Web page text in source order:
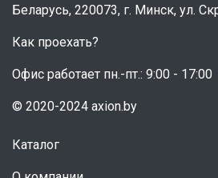
Беларусь, 220073, г. Минск, ул.
Как проехать?
Офис работает пн.-пт.: 9:00 - 17:00
© 2020-2024 axion.by
Каталог